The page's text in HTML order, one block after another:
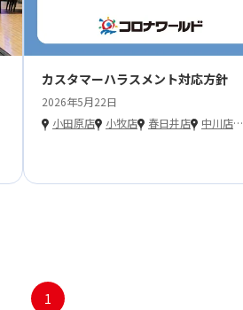
カスタマーハラスメント対応方針
2026年5月22日
小田原店
小牧店 春日井店 中川店…
1